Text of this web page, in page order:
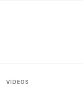
VÍDEOS